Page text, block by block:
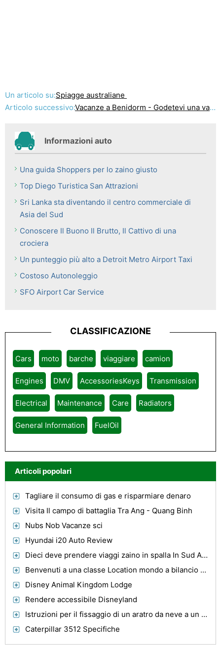
Un articolo su:Spiagge australiane
Articolo successivo:Vacanze a Benidorm - Godetevi una vacanza spagnola
Informazioni auto
Una guida Shoppers per lo zaino giusto
Top Diego Turistica San Attrazioni
Sri Lanka sta diventando il centro commerciale di
Asia del Sud
Conoscere Il Buono Il Brutto, Il Cattivo di una
crociera
Un punteggio più alto a Detroit Metro Airport Taxi
Costoso Autonoleggio
SFO Airport Car Service
CLASSIFICAZIONE
Cars moto barche viaggiare camion
Engines DMV AccessoriesKeys Transmission
Electrical Maintenance Care Radiators
General Information FuelOil
Articoli popolari
Tagliare il consumo di gas e risparmiare denaro
Visita Il campo di battaglia Tra Ang - Quang Binh
Nubs Nob Vacanze sci
Hyundai i20 Auto Review
Dieci deve prendere viaggi zaino in spalla In Sud America
Benvenuti a una classe Location mondo a bilancio a prezzi accessibili con il turismo Manali
Disney Animal Kingdom Lodge
Rendere accessibile Disneyland
Istruzioni per il fissaggio di un aratro da neve a un John Deere 212
Caterpillar 3512 Specifiche